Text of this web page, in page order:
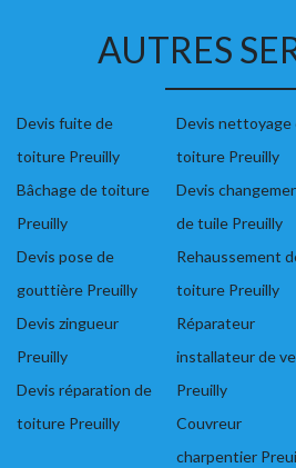
AUTRES
Devis fuite de
toiture Preuilly
Bâchage de toiture
Preuilly
Devis pose de
gouttière Preuilly
Devis zingueur
Preuilly
Devis réparation de
toiture Preuilly
Devis nettoyage
toiture Preuilly
Devis
de tuile Preuilly
Rehaussement
toiture Preuilly
Réparateur
installateur de
Preuilly
Couvreur
charpentier